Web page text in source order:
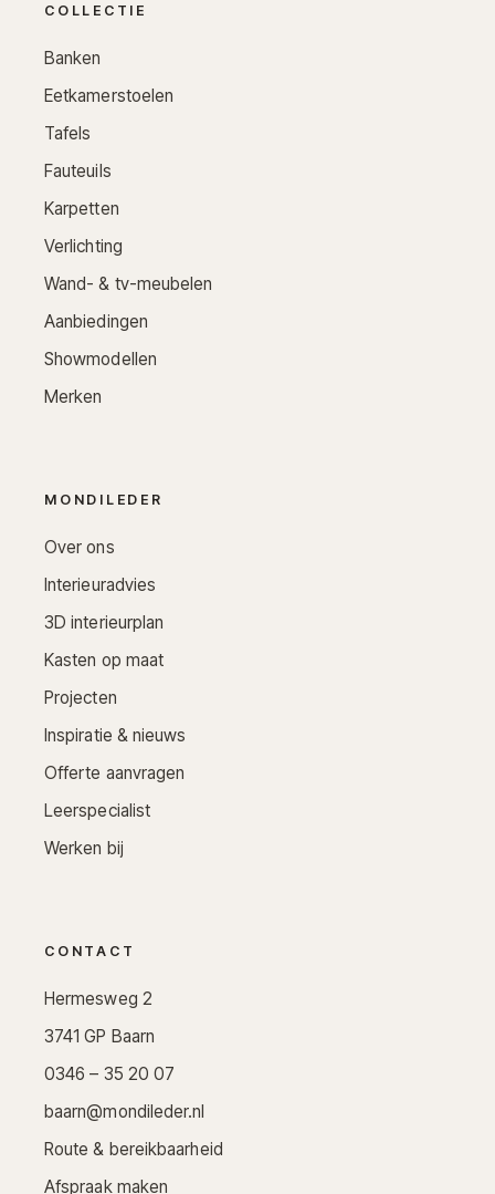
COLLECTIE
Banken
Eetkamerstoelen
Tafels
Fauteuils
Karpetten
Verlichting
Wand- & tv-meubelen
Aanbiedingen
Showmodellen
Merken
MONDILEDER
Over ons
Interieuradvies
3D interieurplan
Kasten op maat
Projecten
Inspiratie & nieuws
Offerte aanvragen
Leerspecialist
Werken bij
CONTACT
Hermesweg 2
3741 GP Baarn
0346 – 35 20 07
baarn@mondileder.nl
Route & bereikbaarheid
Afspraak maken